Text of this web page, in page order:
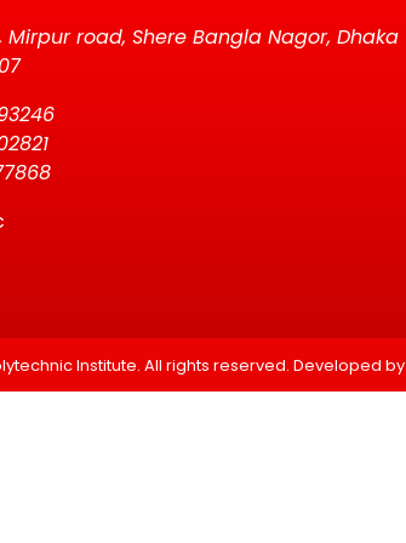
Mirpur road, Shere Bangla Nagor, Dhaka
Institute. All rights reserved. Developed by